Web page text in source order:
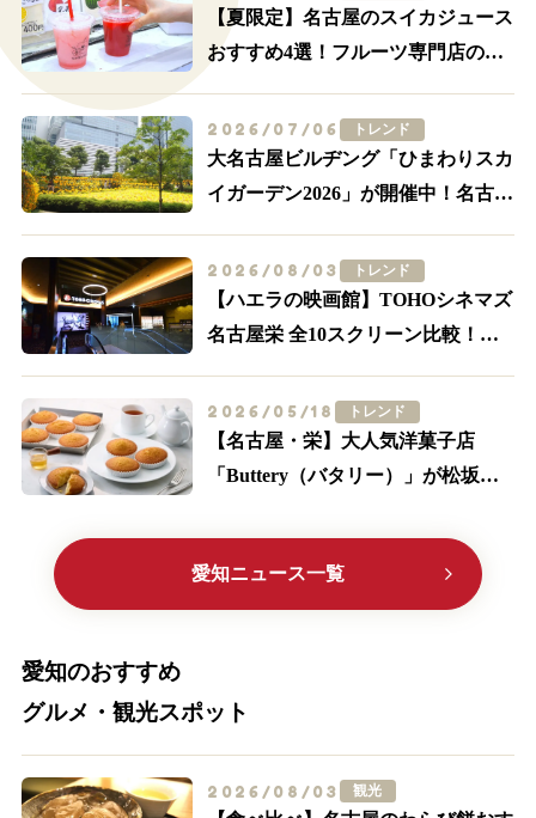
【夏限定】名古屋のスイカジュース
おすすめ4選！フルーツ専門店の一
2026/07/06 トレンド
大名古屋ビルヂング「ひまわりスカ
イガーデン2026」が開催中！名古屋
2026/08/03 トレンド
【ハエラの映画館】TOHOシネマズ
名古屋栄 全10スクリーン比較！
2026/05/18 トレンド
【名古屋・栄】大人気洋菓子店
「Buttery（バタリー）」が松坂屋
に大注目
愛知ニュース一覧
愛知のおすすめ
グルメ・観光スポット
2026/08/03 観光